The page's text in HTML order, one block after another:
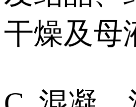
干燥及母